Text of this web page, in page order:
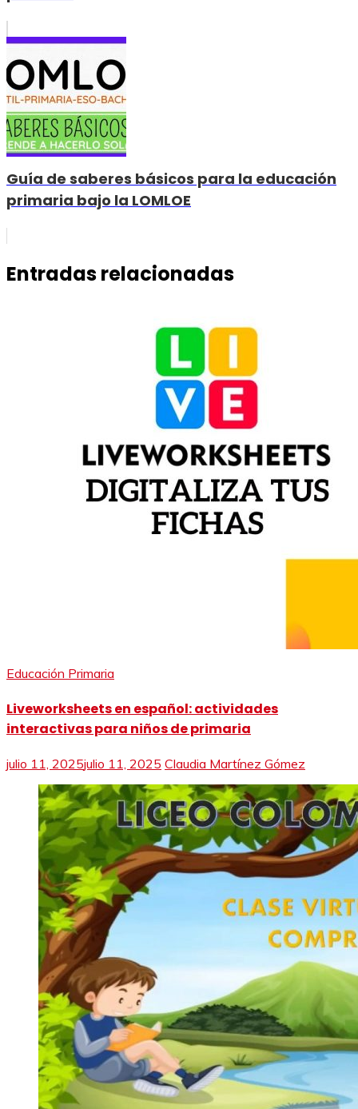
Guía de saberes básicos para la educación
primaria bajo la LOMLOE
Entradas relacionadas
Educación Primaria
Liveworksheets en español: actividades
interactivas para niños de primaria
julio 11, 2025julio 11, 2025 Claudia Martínez Gómez